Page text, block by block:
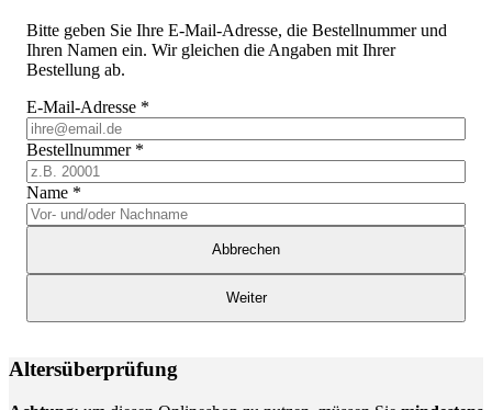
Bitte geben Sie Ihre E-Mail-Adresse, die Bestellnummer und
Ihren Namen ein. Wir gleichen die Angaben mit Ihrer
Bestellung ab.
E-Mail-Adresse *
Bestellnummer *
Name *
Abbrechen
Weiter
Altersüberprüfung